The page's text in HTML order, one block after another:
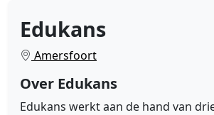
Edukans
Amersfoort
Over Edukans
Edukans werkt aan de hand van